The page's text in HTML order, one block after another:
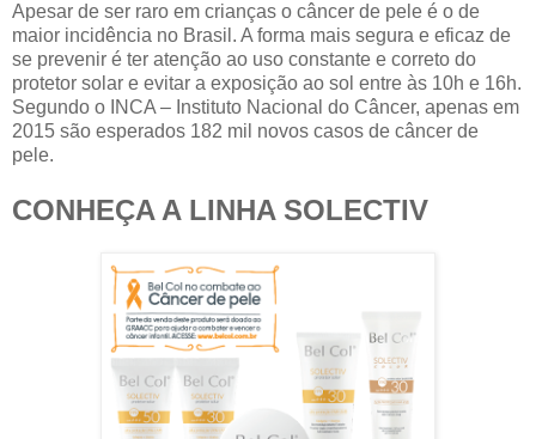
Apesar de ser raro em crianças o câncer de pele é o de
maior incidência no Brasil. A forma mais segura e eficaz de
se prevenir é ter atenção ao uso constante e correto do
protetor solar e evitar a exposição ao sol entre às 10h e 16h.
Segundo o INCA – Instituto Nacional do Câncer, apenas em
2015 são esperados 182 mil novos casos de câncer de
pele.
CONHEÇA A LINHA SOLECTIV